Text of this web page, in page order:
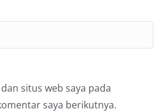
situs web saya pada
saya berikutnya.